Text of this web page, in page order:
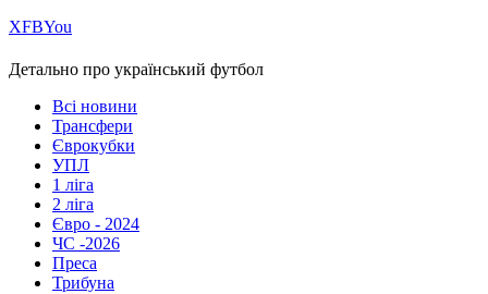
ХFBYou
Детально про український футбол
Всі новини
Трансфери
Єврокубки
УПЛ
1 ліга
2 ліга
Євро - 2024
ЧС -2026
Преса
Трибуна